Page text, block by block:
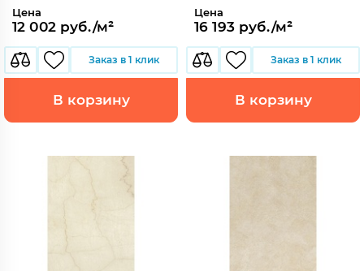
Цена
12 002 руб./м²
Заказ в 1 клик
В корзину
Цена
16 193 руб./м²
Заказ в 1 клик
В корзину